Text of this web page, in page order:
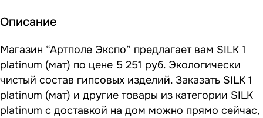
Описание
Магазин “Артполе Экспо” предлагает вам SILK 1
platinum (мат) по цене 5 251 руб. Экологически
чистый состав гипсовых изделий. Заказать SILK 1
platinum (мат) и другие товары из категории SILK
platinum с доставкой на дом можно прямо сейчас,